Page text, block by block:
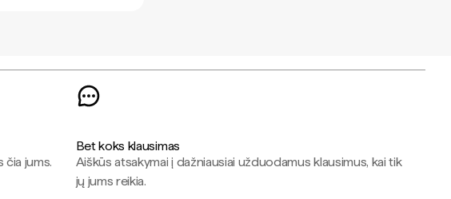
čia jums.
Bet koks klausimas
Aiškūs atsakymai į dažniausiai užduodamus klausimus, kai tik
jų jums reikia.